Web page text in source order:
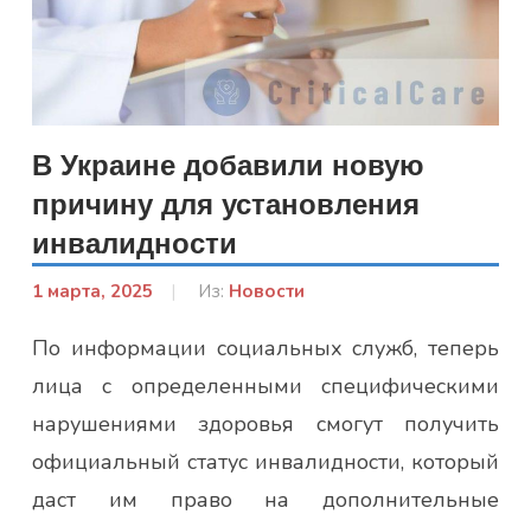
В Украине добавили новую
причину для установления
инвалидности
1 марта, 2025
От:
Из: Новости
По информации социальных служб, теперь
лица с определенными специфическими
нарушениями здоровья смогут получить
официальный статус инвалидности, который
даст им право на дополнительные